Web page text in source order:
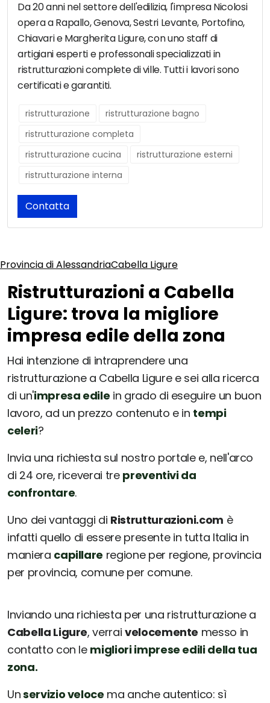
Da 20 anni nel settore dell'edilizia, l'impresa Nicolosi
opera a Rapallo, Genova, Sestri Levante, Portofino,
Chiavari e Margherita Ligure, con uno staff di
artigiani esperti e professonali specializzati in
ristrutturazioni complete di ville. Tutti i lavori sono
certificati e garantiti.
ristrutturazione
ristrutturazione bagno
ristrutturazione completa
ristrutturazione cucina
ristrutturazione esterni
ristrutturazione interna
Contatta
Provincia di AlessandriaCabella Ligure
Ristrutturazioni a Cabella
Ligure: trova la migliore
impresa edile della zona
Hai intenzione di intraprendere una
ristrutturazione a Cabella Ligure e sei alla ricerca
di un'impresa edile in grado di eseguire un buon
lavoro, ad un prezzo contenuto e in tempi
celeri?
Invia una richiesta sul nostro portale e, nell'arco
di 24 ore, riceverai tre preventivi da
confrontare.
Uno dei vantaggi di Ristrutturazioni.com è
infatti quello di essere presente in tutta Italia in
maniera capillare regione per regione, provincia
per provincia, comune per comune.
Inviando una richiesta per una ristrutturazione a
Cabella Ligure, verrai velocemente messo in
contatto con le migliori imprese edili della tua
zona.
Unservizio veloce ma anche autentico: sì